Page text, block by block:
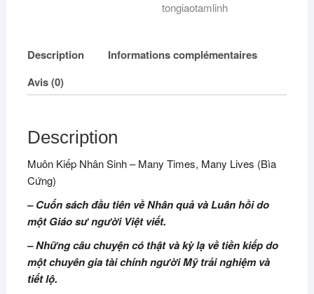
tongiaotamlinh
Description
Informations complémentaires
Avis (0)
Description
Muôn Kiếp Nhân Sinh – Many Times, Many Lives (Bìa
Cứng)
– Cuốn sách đầu tiên về Nhân quả và Luân hồi do
một Giáo sư người Việt viết.
– Những câu chuyện có thật và kỳ lạ về tiền kiếp do
một chuyên gia tài chính người Mỹ trải nghiệm và
tiết lộ.